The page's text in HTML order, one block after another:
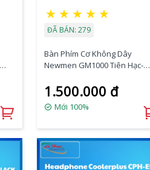
★ ★ ★ ★ ★
ĐÃ BÁN: 279
Bàn Phím Cơ Không Dây
Newmen GM1000 Tiên Hạc-
1.500.000 đ
Mới 100%